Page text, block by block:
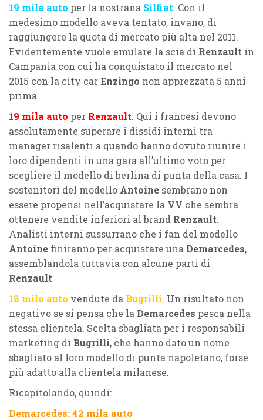
19 mila auto per la nostrana Silfiat. Con il
medesimo modello aveva tentato, invano, di
raggiungere la quota di mercato più alta nel 2011.
Evidentemente vuole emulare la scia di Renzault in
Campania con cui ha conquistato il mercato nel
2015 con la city carEnzingo non apprezzata 5 anni
prima
19 mila auto per Renzault. Qui i francesi devono
assolutamente superare i dissidi interni tra
manager risalenti a quando hanno dovuto riunire i
loro dipendenti in una gara all’ultimo voto per
scegliere il modello di berlina di punta della casa. I
sostenitori del modello Antoine sembrano non
essere propensi nell’acquistare la VV che sembra
ottenere vendite inferiori al brand Renzault.
Analisti interni sussurrano che i fan del modello
Antoine finiranno per acquistare una Demarcedes,
assemblandola tuttavia con alcune parti di
Renzault
18 mila auto vendute da Bugrilli. Un risultato non
negativo se si pensa che la Demarcedes pesca nella
stessa clientela. Scelta sbagliata per i responsabili
marketing di Bugrilli, che hanno dato un nome
sbagliato al loro modello di punta napoletano, forse
più adatto alla clientela milanese.
Ricapitolando, quindi:
Demarcedes: 42 mila auto